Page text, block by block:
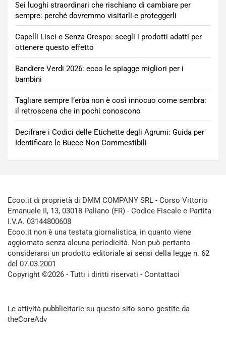
Sei luoghi straordinari che rischiano di cambiare per
sempre: perché dovremmo visitarli e proteggerli
Capelli Lisci e Senza Crespo: scegli i prodotti adatti per
ottenere questo effetto
Bandiere Verdi 2026: ecco le spiagge migliori per i
bambini
Tagliare sempre l’erba non è così innocuo come sembra:
il retroscena che in pochi conoscono
Decifrare i Codici delle Etichette degli Agrumi: Guida per
Identificare le Bucce Non Commestibili
Ecoo.it di proprietà di DMM COMPANY SRL - Corso Vittorio
Emanuele II, 13, 03018 Paliano (FR) - Codice Fiscale e Partita
I.V.A. 03144800608
Ecoo.it non è una testata giornalistica, in quanto viene
aggiornato senza alcuna periodicità. Non può pertanto
considerarsi un prodotto editoriale ai sensi della legge n. 62
del 07.03.2001
Copyright ©2026 - Tutti i diritti riservati - Contattaci
Le attività pubblicitarie su questo sito sono gestite da
theCoreAdv